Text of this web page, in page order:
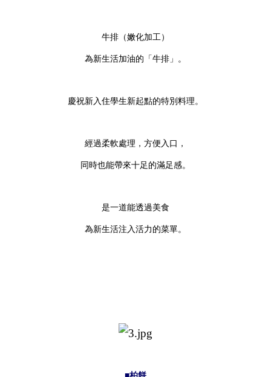
牛排（嫩化加工）
為新生活加油的「牛排」。
慶祝新入住學生新起點的特別料理。
經過柔軟處理，方便入口，
同時也能帶來十足的滿足感。
是一道能透過美食
為新生活注入活力的菜單。